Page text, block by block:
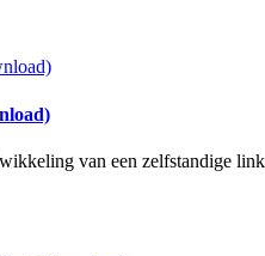
van een zelfstandige